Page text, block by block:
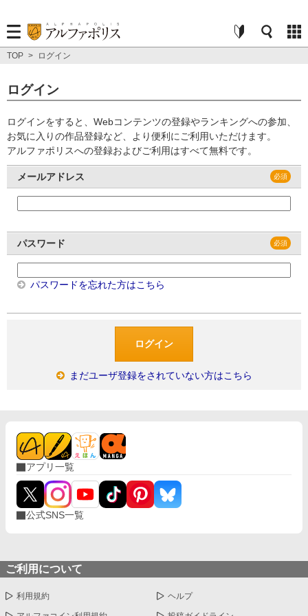
TOP > ログイン
ログイン
ログインをすると、Webコンテンツの登録やランキングへの参加、
お気に入りの作品登録など、より便利にご利用いただけます。
アルファポリスへの登録およびご利用はすべて無料です。
メールアドレス
パスワード
パスワードを忘れた方はこちら
まだユーザ登録をされていない方はこちら
アプリ一覧
公式SNS一覧
ご利用について
利用規約 ヘルプ